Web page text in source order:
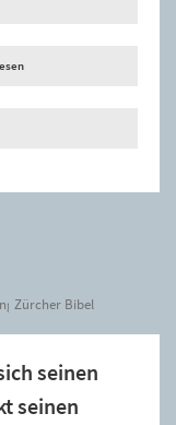
Zürcher Bibel
seinen
seinen